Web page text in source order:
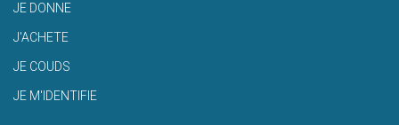
JE DONNE
J'ACHETE
JE COUDS
JE M'IDENTIFIE